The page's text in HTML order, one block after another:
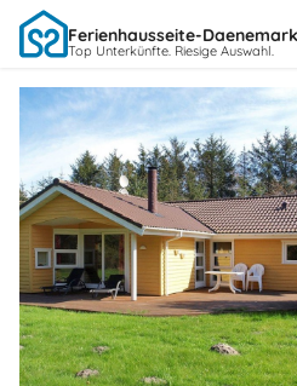
Ferienhausseite-Daenemark
Top Unterkünfte. Riesige Auswahl.